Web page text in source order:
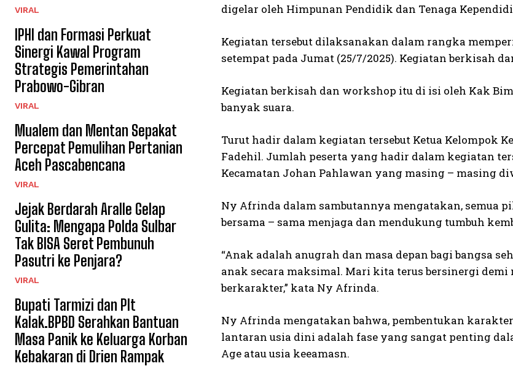
VIRAL
IPHI dan Formasi Perkuat
Sinergi Kawal Program
Strategis Pemerintahan
Prabowo-Gibran
VIRAL
Mualem dan Mentan Sepakat
Percepat Pemulihan Pertanian
Aceh Pascabencana
VIRAL
Jejak Berdarah Aralle Gelap
Gulita: Mengapa Polda Sulbar
Tak BISA Seret Pembunuh
Pasutri ke Penjara?
VIRAL
Bupati Tarmizi dan Plt
Kalak.BPBD Serahkan Bantuan
Masa Panik ke Keluarga Korban
Kebakaran di Drien Rampak
digelar oleh Himpunan Pendidik dan Tenaga
Kegiatan tersebut dilaksanakan dalam rangka
setempat pada Jumat (25/7/2025). Kegiatan berkisah
Kegiatan berkisah dan workshop itu di isi oleh Kak
banyak suara.
Turut hadir dalam kegiatan tersebut Ketua Kelompok
Fadehil. Jumlah peserta yang hadir dalam kegiatan
Kecamatan Johan Pahlawan yang masing – masing
Ny Afrinda dalam sambutannya mengatakan, semua
bersama – sama menjaga dan mendukung tumbuh
“Anak adalah anugrah dan masa depan bagi bangsa
anak secara maksimal. Mari kita terus bersinergi
berkarakter,” kata Ny Afrinda.
Ny Afrinda mengatakan bahwa, pembentukan
lantaran usia dini adalah fase yang sangat penting
Age atau usia keeamasn.